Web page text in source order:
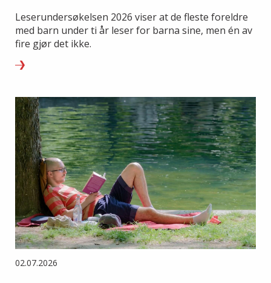
Leserundersøkelsen 2026 viser at de fleste foreldre
med barn under ti år leser for barna sine, men én av
fire gjør det ikke.
02.07.2026